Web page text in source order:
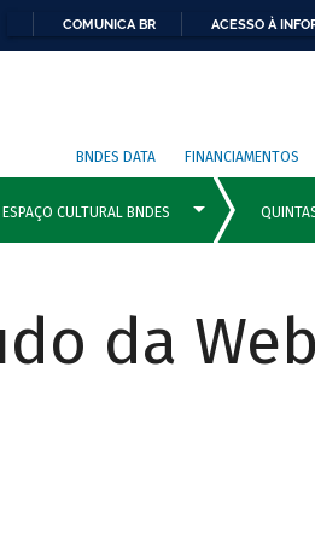
COMUNICA BR ACESSO À
BNDES DATA FINANCIAMENTOS
da Web